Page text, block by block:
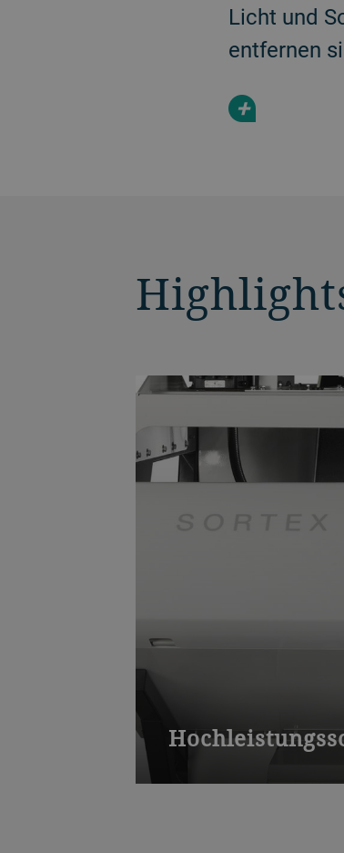
Licht und
entfernen
+
Fremdkörper bei einem